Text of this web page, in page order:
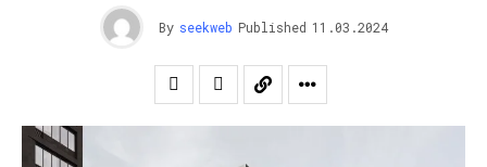
By seekweb Published 11.03.2024